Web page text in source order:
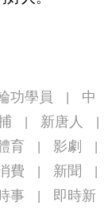
功學員
中
新唐人
育 影劇
費 新聞
事
即時新